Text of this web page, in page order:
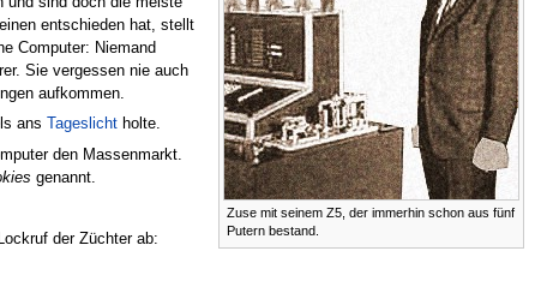
Zuse mit seinem Z5, der immerhin schon aus fünf
Putern bestand.
entschieden hat, stellt
Computer: Niemand
Sie vergessen nie auch
aufkommen.
ans Tageslicht holte.
den Massenmarkt.
genannt.
der Züchter ab: